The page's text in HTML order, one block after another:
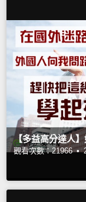
【多益高分達人
觀看次數：21966 •